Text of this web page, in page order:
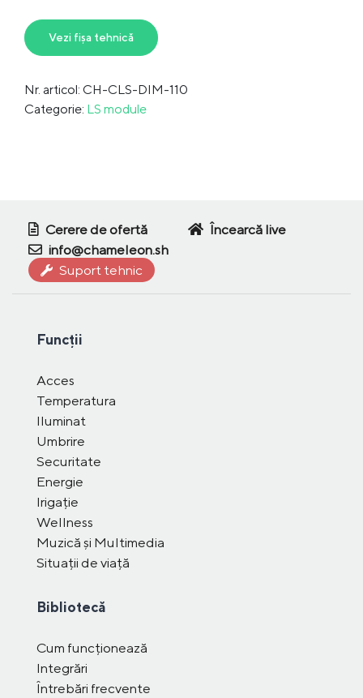
Vezi fișa tehnică
Nr. articol: CH-CLS-DIM-110
Categorie: LS module
Cerere de ofertă
Încearcă live
info@chameleon.sh
Suport tehnic
Funcții
Acces
Temperatura
Iluminat
Umbrire
Securitate
Energie
Irigație
Wellness
Muzică și Multimedia
Situații de viață
Bibliotecă
Cum funcționează
Integrări
Întrebări frecvente